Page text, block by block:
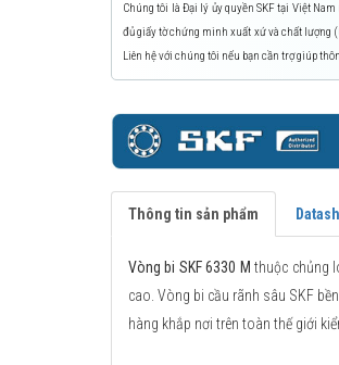
Chúng tôi là Đại lý ủy quyền SKF tại Việt
đủ giấy tờ chứng minh xuất xứ và chất lượng
Liên hệ với chúng tôi nếu bạn cần trợ giúp
Thông tin sản phẩm
Vòng bi SKF 6330 M thuộc chủng
cao. Vòng bi cầu rãnh sâu SKF
hàng khắp nơi trên toàn thế giới